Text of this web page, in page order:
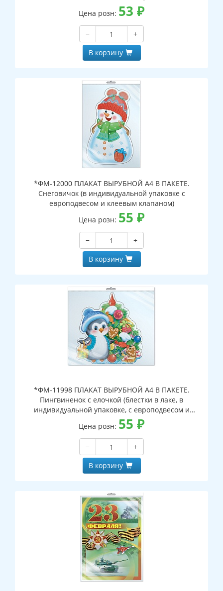
Цена розн: 53 ₽
−
+
В корзину
*ФМ-12000 ПЛАКАТ ВЫРУБНОЙ А4 В ПАКЕТЕ.
Снеговичок (в индивидуальной упаковке с
европодвесом и клеевым клапаном)
Цена розн: 55 ₽
−
+
В корзину
*ФМ-11998 ПЛАКАТ ВЫРУБНОЙ А4 В ПАКЕТЕ.
Пингвиненок с елочкой (блестки в лаке, в
индивидуальной упаковке, с европодвесом и
клеевым клапаном)
Цена розн: 55 ₽
−
+
В корзину